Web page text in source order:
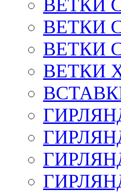
ВЕТКИ
ВЕТКИ
ВЕТКИ
ВЕТКИ